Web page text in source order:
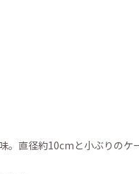
。 直径約10cmと小ぶりのケ